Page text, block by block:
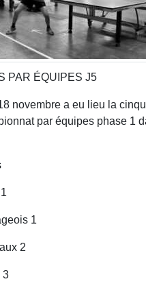
PAR ÉQUIPES J5
novembre a eu lieu la
par équipes phase 1
1
2
3